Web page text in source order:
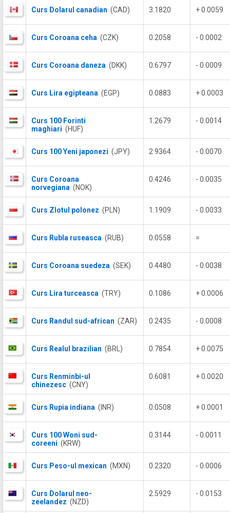
Curs Dolarul canadian (CAD) 3.1820 + 0.0059
Curs Coroana ceha (CZK) 0.2058 - 0.0002
Curs Coroana daneza (DKK) 0.6797 - 0.0009
Curs Lira egipteana (EGP) 0.0883 + 0.0003
Curs 100 Forinti
maghiari (HUF)
1.2679 - 0.0014
Curs 100 Yeni japonezi (JPY) 2.9364 - 0.0070
Curs Coroana
norvegiana (NOK)
0.4246 - 0.0035
Curs Zlotul polonez (PLN) 1.1909 - 0.0033
Curs Rubla ruseasca (RUB) 0.0558 =
Curs Coroana suedeza (SEK) 0.4480 - 0.0038
Curs Lira turceasca (TRY) 0.1086 + 0.0006
Curs Randul sud-african (ZAR) 0.2435 - 0.0008
Curs Realul brazilian (BRL) 0.7854 + 0.0075
Curs Renminbi-ul
chinezesc (CNY)
0.6081 + 0.0020
Curs Rupia indiana (INR) 0.0508 + 0.0001
Curs 100 Woni sud-
coreeni (KRW)
0.3144 - 0.0011
Curs Peso-ul mexican (MXN) 0.2320 - 0.0006
Curs Dolarul neo-
zeelandez (NZD)
2.5929 - 0.0153